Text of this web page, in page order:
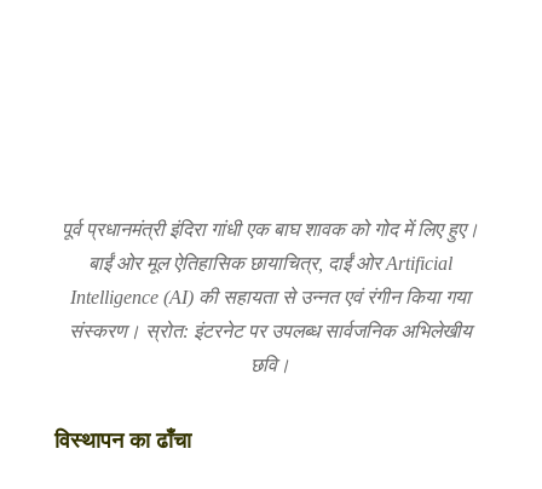
पूर्व प्रधानमंत्री इंदिरा गांधी एक बाघ शावक को गोद में लिए हुए।
बाईं ओर मूल ऐतिहासिक छायाचित्र, दाईं ओर Artificial
Intelligence (AI) की सहायता से उन्नत एवं रंगीन किया गया
संस्करण। स्रोत: इंटरनेट पर उपलब्ध सार्वजनिक अभिलेखीय
छवि।
विस्थापन का ढाँचा